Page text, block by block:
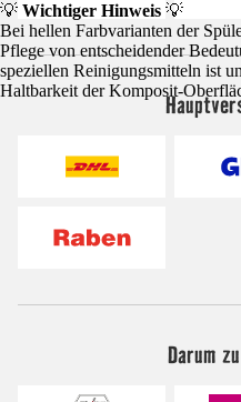
💡 Wichtiger Hinweis 💡
Bei hellen Farbvarianten der
Pflege von entscheidender
speziellen Reinigungsmitteln ist
Haltbarkeit der Komposit-
Darum